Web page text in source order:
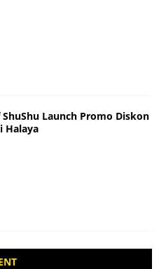
Launch Promo Diskon
Halaya